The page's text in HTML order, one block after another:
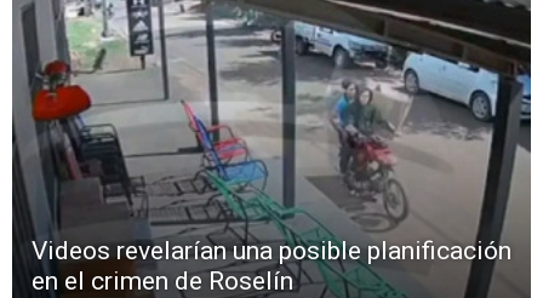
Videos revelarían una posible planificación
en el crimen de Roselín